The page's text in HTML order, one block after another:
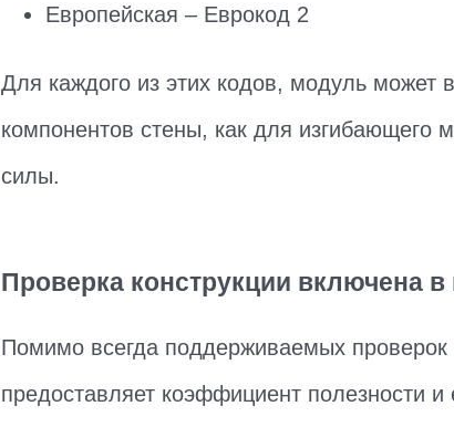
Европейская – Еврокод 2
Для каждого из этих кодов, модуль может
компонентов стены, как для изгибающего
силы.
Проверка конструкции включена
Помимо всегда поддерживаемых проверок
предоставляет коэффициент полезности